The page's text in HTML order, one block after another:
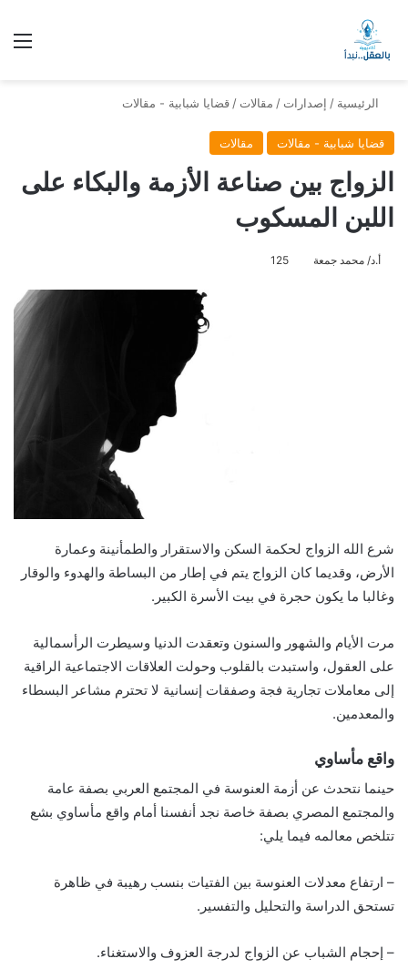
الرئيسية / إصدارات / مقالات / قضايا شبابية - مقالات
قضايا شبابية - مقالات مقالات
الزواج بين صناعة الأزمة والبكاء على
اللبن المسكوب
أ.د/ محمد جمعة 125
شرع الله الزواج لحكمة السكن والاستقرار والطمأنينة وعمارة
الأرض، وقديما كان الزواج يتم في إطار من البساطة والهدوء والوقار
وغالبا ما يكون حجرة في بيت الأسرة الكبير.
مرت الأيام والشهور والسنون وتعقدت الدنيا وسيطرت الرأسمالية
على العقول، واستبدت بالقلوب وحولت العلاقات الاجتماعية الراقية
إلى معاملات تجارية فجة وصفقات إنسانية لا تحترم مشاعر البسطاء
والمعدمين.
واقع مأساوي
حينما نتحدث عن أزمة العنوسة في المجتمع العربي بصفة عامة
والمجتمع المصري بصفة خاصة نجد أنفسنا أمام واقع مأساوي بشع
تتلخص معالمه فيما يلي:
– ارتفاع معدلات العنوسة بين الفتيات بنسب رهيبة في ظاهرة
تستحق الدراسة والتحليل والتفسير.
– إحجام الشباب عن الزواج لدرجة العزوف والاستغناء.